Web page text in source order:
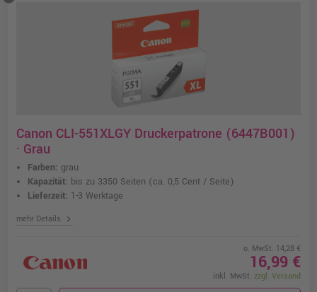
Canon CLI-551XLGY Druckerpatrone (6447B001)
· Grau
Farben: grau
Kapazität: bis zu 3350 Seiten (ca. 0,5 Cent / Seite)
Lieferzeit: 1-3 Werktage
mehr Details chevron_right
o. MwSt. 14,28 €
16,99 €
inkl. MwSt. zzgl. Versand